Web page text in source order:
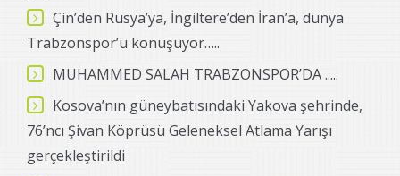
Çin’den Rusya’ya, İngiltere’den İran’a, dünya
Trabzonspor’u konuşuyor…..
MUHAMMED SALAH TRABZONSPOR’DA .....
Kosova’nın güneybatısındaki Yakova şehrinde,
76’ncı Şivan Köprüsü Geleneksel Atlama Yarışı
gerçekleştirildi